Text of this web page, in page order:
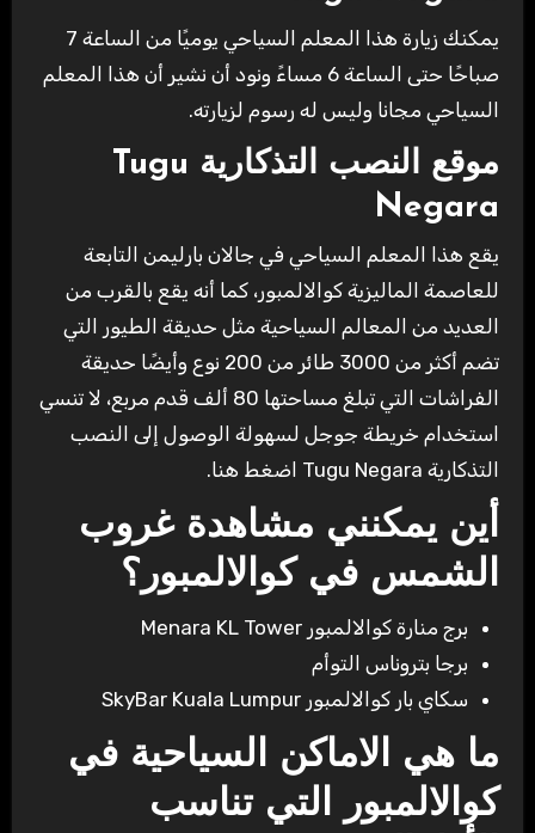
يمكنك زيارة هذا المعلم السياحي يوميًا من الساعة 7
صباحًا حتى الساعة 6 مساءً ونود أن نشير أن هذا المعلم
السياحي مجانا وليس له رسوم لزيارته.
موقع النصب التذكارية Tugu
Negara
يقع هذا المعلم السياحي في جالان بارليمن التابعة
للعاصمة الماليزية كوالالمبور، كما أنه يقع بالقرب من
العديد من المعالم السياحية مثل حديقة الطيور التي
تضم أكثر من 3000 طائر من 200 نوع وأيضًا حديقة
الفراشات التي تبلغ مساحتها 80 ألف قدم مربع، لا تنسي
استخدام خريطة جوجل لسهولة الوصول إلى النصب
التذكارية Tugu Negara اضغط هنا.
أين يمكنني مشاهدة غروب
الشمس في كوالالمبور؟
برج منارة كوالالمبور Menara KL Tower
برجا بتروناس التوأم
سكاي بار كوالالمبور SkyBar Kuala Lumpur
ما هي الاماكن السياحية في
كوالالمبور التي تناسب